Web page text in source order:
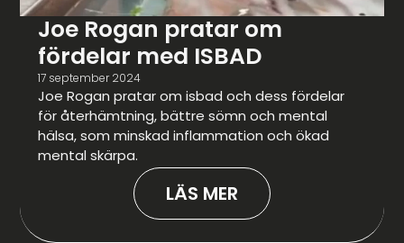
Joe Rogan pratar om
fördelar med ISBAD
17 september 2024
Joe Rogan pratar om isbad och dess fördelar
för återhämtning, bättre sömn och mental
hälsa, som minskad inflammation och ökad
mental skärpa.
LÄS MER